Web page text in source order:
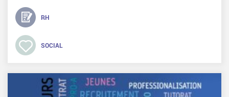
RH
SOCIAL